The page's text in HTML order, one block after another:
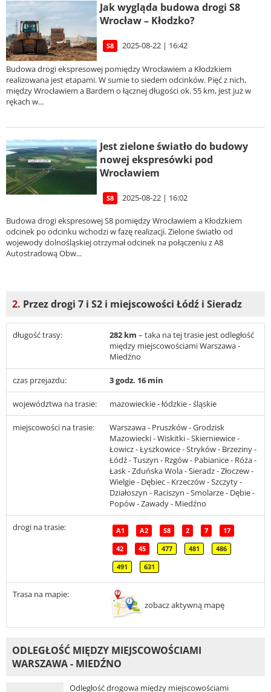
Jak wygląda budowa drogi S8
Wrocław – Kłodzko?
S8 2025-08-22 | 16:42
Budowa drogi ekspresowej pomiędzy Wrocławiem a Kłodzkiem
realizowana jest etapami. W sumie to siedem odcinków. Pięć z nich,
między Wrocławiem a Bardem o łącznej długości ok. 55 km, jest już w
rękach w...
Jest zielone światło do budowy
nowej ekspresówki pod
Wrocławiem
S8 2025-08-22 | 16:02
Budowa drogi ekspresowej S8 pomiędzy Wrocławiem a Kłodzkiem
odcinek po odcinku wchodzi w fazę realizacji. Zielone światło od
wojewody dolnośląskiej otrzymał odcinek na połączeniu z A8
Autostradową Obw...
2. Przez drogi 7 i S2 i miejscowości Łódź i Sieradz
długość trasy: 282 km – taka na tej trasie jest odległość
między miejscowościami Warszawa -
Miedźno
czas przejazdu: 3 godz. 16 min
województwa na trasie: mazowieckie - łódzkie - śląskie
miejscowości na trasie:
Warszawa - Pruszków - Grodzisk
Mazowiecki - Wiskitki - Skierniewice -
Łowicz - Łyszkowice - Stryków - Brzeziny -
Łódź - Tuszyn - Rzgów - Pabianice - Róża -
Łask - Zduńska Wola - Sieradz - Złoczew -
Wielgie - Dębiec - Krzeczów - Szczyty -
Działoszyn - Raciszyn - Smolarze - Dębie -
Popów - Zawady - Miedźno
drogi na trasie: A1 A2 S8 2 7 17
42 45 477 481 486
491 631
Trasa na mapie:
zobacz aktywną mapę
ODLEGŁOŚĆ MIĘDZY MIEJSCOWOŚCIAMI
WARSZAWA - MIEDŹNO
Odległość drogowa między miejscowościami